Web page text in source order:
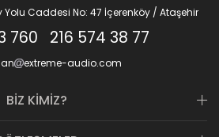
Yolu Caddesi No: 47 İçerenköy / Ataşehir
760 216 574 38 77
extreme-audio.com
BİZ KİMİZ?